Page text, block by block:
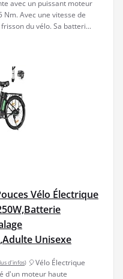
avec un puissant moteur
Nm. Avec une vitesse de
du vélo. Sa batteri...
Vélo Électrique
Unisexe
d’infos) 🎈Vélo Électrique
d'un moteur haute